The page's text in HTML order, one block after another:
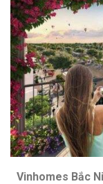
Vinhomes Bắc